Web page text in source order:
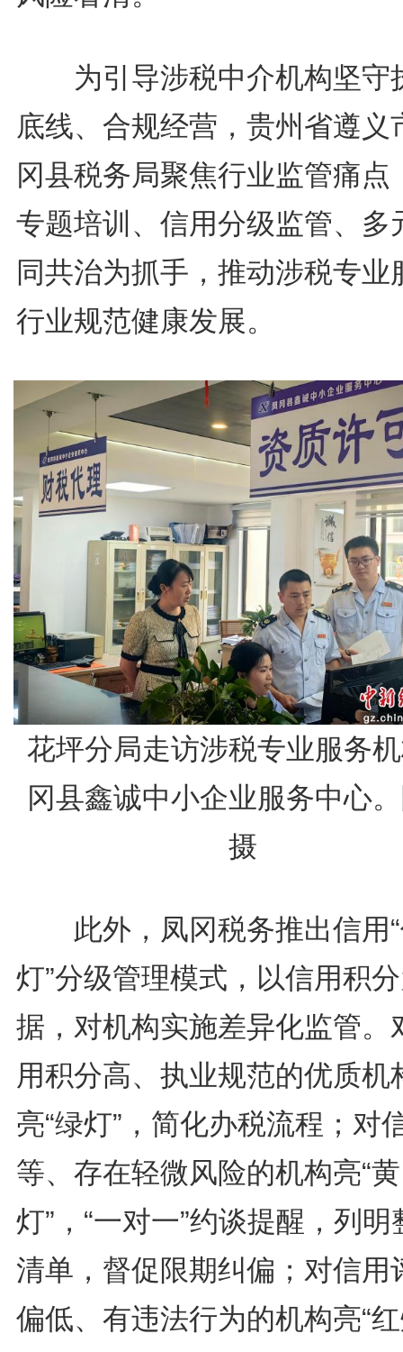
为引导涉税中介机构坚守
底线、合规经营，贵州省遵义
冈县税务局聚焦行业监管痛点
专题培训、信用分级监管、多
同共治为抓手，推动涉税专业
行业规范健康发展。
花坪分局走访涉税专业服务
冈县鑫诚中小企业服务中心
摄
此外，凤冈税务推出信用“
灯”分级管理模式，以信用积
据，对机构实施差异化监管。
用积分高、执业规范的优质机
亮“绿灯”，简化办税流程；对
等、存在轻微风险的机构亮“黄
灯”，“一对一”约谈提醒，列明
清单，督促限期纠偏；对信用
偏低、有违法行为的机构亮“